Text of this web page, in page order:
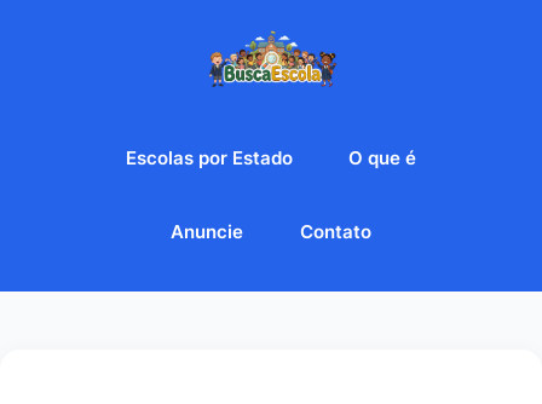
Escolas por Estado O que é
Anuncie Contato